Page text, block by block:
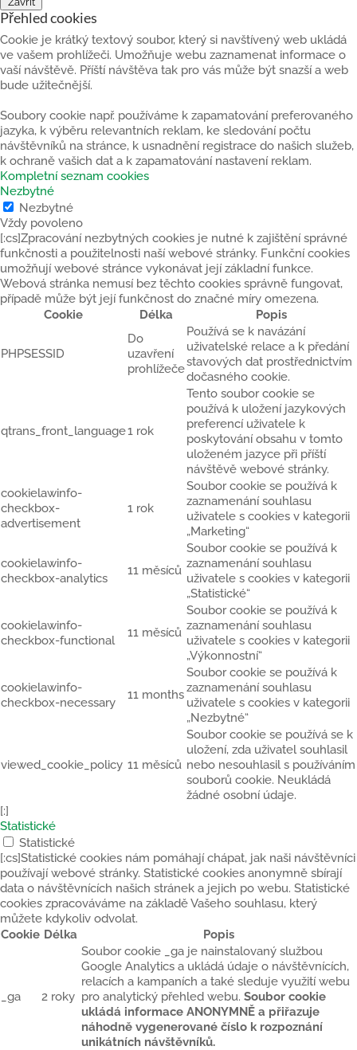
Přehled cookies
Cookie je krátký textový soubor, který si navštívený web ukládá
ve vašem prohlížeči. Umožňuje webu zaznamenat informace o
vaší návštěvě. Příští návštěva tak pro vás může být snazší a web
bude užitečnější.
Soubory cookie např. používáme k zapamatování preferovaného
jazyka, k výběru relevantních reklam, ke sledování počtu
návštěvníků na stránce, k usnadnění registrace do našich služeb,
k ochraně vašich dat a k zapamatování nastavení reklam.
Kompletní seznam cookies
Nezbytné
Nezbytné
Vždy povoleno
[:cs]Zpracování nezbytných cookies je nutné k zajištění správné
funkčnosti a použitelnosti naší webové stránky. Funkční cookies
umožňují webové stránce vykonávat její základní funkce.
Webová stránka nemusí bez těchto cookies správně fungovat,
případě může být její funkčnost do značné míry omezena.
Cookie
Délka Popis
PHPSESSID
Do
uzavření
prohlížeče
Používá se k navázání
uživatelské relace a k předání
stavových dat prostřednictvím
dočasného cookie.
qtrans_front_language1 rok
Tento soubor cookie se
používá k uložení jazykových
preferencí uživatele k
poskytování obsahu v tomto
uloženém jazyce při příští
návštěvě webové stránky.
cookielawinfo-
checkbox-
advertisement
1 rok
Soubor cookie se používá k
zaznamenání souhlasu
uživatele s cookies v kategorii
„Marketing“
cookielawinfo-
checkbox-analytics
11 měsíců
Soubor cookie se používá k
zaznamenání souhlasu
uživatele s cookies v kategorii
„Statistické“
cookielawinfo-
checkbox-functional
11 měsíců
Soubor cookie se používá k
zaznamenání souhlasu
uživatele s cookies v kategorii
„Výkonnostní“
cookielawinfo-
checkbox-necessary
11 months
Soubor cookie se používá k
zaznamenání souhlasu
uživatele s cookies v kategorii
„Nezbytné“
viewed_cookie_policy 11 měsíců
Soubor cookie se používá se k
uložení, zda uživatel souhlasil
nebo nesouhlasil s používáním
souborů cookie. Neukládá
žádné osobní údaje.
[:]
Statistické
Statistické
[:cs]Statistické cookies nám pomáhají chápat, jak naši návštěvníci
používají webové stránky. Statistické cookies anonymně sbírají
data o návštěvnících našich stránek a jejich po webu. Statistické
cookies zpracováváme na základě Vašeho souhlasu, který
můžete kdykoliv odvolat.
Cookie Délka Popis
_ga 2 roky
Soubor cookie _ga je nainstalovaný službou
Google Analytics a ukládá údaje o návštěvnících,
relacích a kampaních a také sleduje využití webu
pro analytický přehled webu. Soubor cookie
ukládá informace ANONYMNĚ a přiřazuje
náhodně vygenerované číslo k rozpoznání
unikátních návštěvníků.